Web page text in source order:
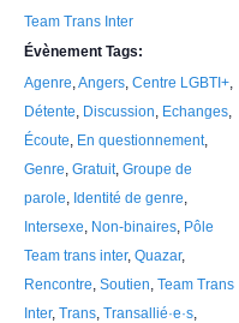
Team Trans Inter
Évènement Tags:
Agenre,Angers, Centre LGBTI+,
Détente, Discussion, Echanges,
Écoute, En questionnement,
Genre, Gratuit, Groupe de
parole, Identité de genre,
Intersexe, Non-binaires, Pôle
Team trans inter, Quazar,
Rencontre, Soutien, Team Trans
Inter, Trans, Transallié·e·s,